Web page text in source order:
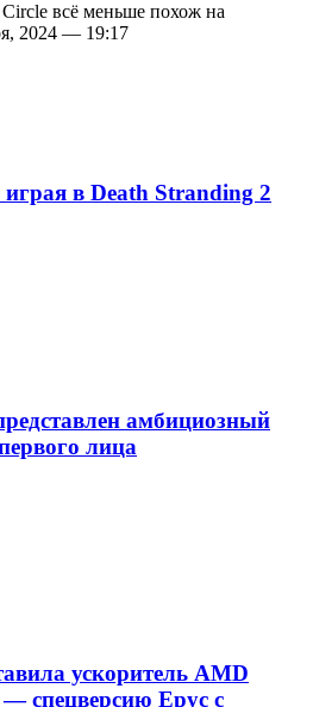
Circle всё меньше похож на
2024 — 19:17
в Death Stranding 2
амбициозный
лица
ускоритель AMD
спецверсию Epyc с